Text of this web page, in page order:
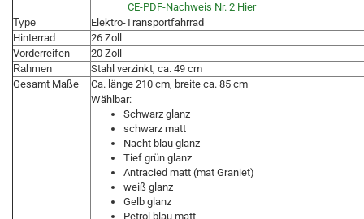
CE-PDF-Nachweis Nr. 2 Hier
Type
Elektro-Transportfahrrad
Hinterrad
26 Zoll
Vorderreifen
20 Zoll
Rahmen
Stahl verzinkt, ca. 49 cm
Gesamt Maße
Ca. länge 210 cm, breite ca. 85 cm
Wählbar:
Schwarz glanz
schwarz matt
Nacht blau glanz
Tief grün glanz
Antracied matt (mat Graniet)
weiß glanz
Gelb glanz
Petrol blau matt